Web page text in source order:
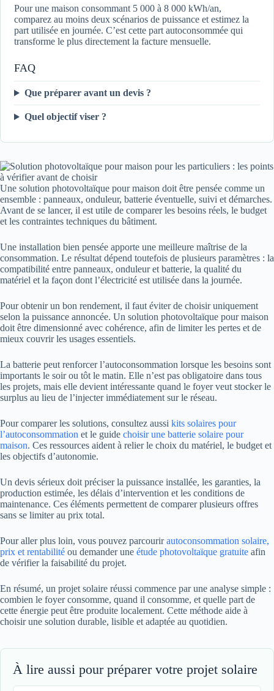
Pour une maison consommant 5 000 à 8 000 kWh/an,
comparez au moins deux scénarios de puissance et estimez la
part utilisée en journée. C’est cette part autoconsommée qui
transforme le plus directement la facture mensuelle.
FAQ
Que préparer avant un devis ?
Quel objectif viser ?
Une solution photovoltaïque pour maison doit être pensée comme un
ensemble : panneaux, onduleur, batterie éventuelle, suivi et démarches.
Avant de se lancer, il est utile de comparer les besoins réels, le budget
et les contraintes techniques du bâtiment.
Une installation bien pensée apporte une meilleure maîtrise de la
consommation. Le résultat dépend toutefois de plusieurs paramètres : la
compatibilité entre panneaux, onduleur et batterie, la qualité du
matériel et la façon dont l’électricité est utilisée dans la journée.
Pour obtenir un bon rendement, il faut éviter de choisir uniquement
selon la puissance annoncée. Un solution photovoltaïque pour maison
doit être dimensionné avec cohérence, afin de limiter les pertes et de
mieux couvrir les usages essentiels.
La batterie peut renforcer l’autoconsommation lorsque les besoins sont
importants le soir ou tôt le matin. Elle n’est pas obligatoire dans tous
les projets, mais elle devient intéressante quand le foyer veut stocker le
surplus au lieu de l’injecter immédiatement sur le réseau.
Pour comparer les solutions, consultez aussi kits solaires pour
l’autoconsommation et le guide choisir une batterie solaire pour
maison. Ces ressources aident à relier le choix du matériel, le budget et
les objectifs d’autonomie.
Un devis sérieux doit préciser la puissance installée, les garanties, la
production estimée, les délais d’intervention et les conditions de
maintenance. Ces éléments permettent de comparer plusieurs offres
sans se limiter au prix total.
Pour aller plus loin, vous pouvez parcourirautoconsommation solaire,
prix et rentabilité ou demander une étude photovoltaïque gratuite afin
de vérifier la faisabilité du projet.
En résumé, un projet solaire réussi commence par une analyse simple :
combien le foyer consomme, quand il consomme, et quelle part de
cette énergie peut être produite localement. Cette méthode aide à
choisir une solution durable, lisible et adaptée au quotidien.
À lire aussi pour préparer votre projet solaire